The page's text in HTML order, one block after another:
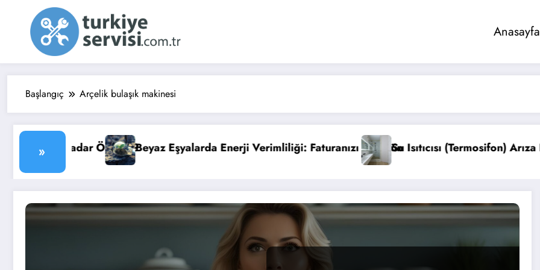
Anasayfa
Başlangıç Arçelik bulaşık makinesi
»
Eşyalarda Enerji Verimliliği: Faturanızı DüşürünSu Isıtıcısı (Termosifon) Arıza Belirtileri ve Bakımı Elektrikli